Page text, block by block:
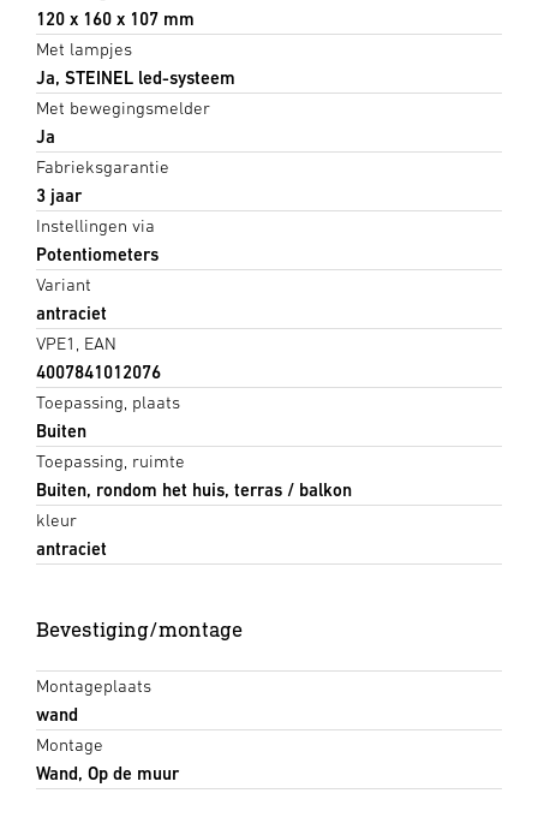
120 x 160 x 107 mm
Met lampjes
Ja, STEINEL led-systeem
Met bewegingsmelder
Ja
Fabrieksgarantie
3 jaar
Instellingen via
Potentiometers
Variant
antraciet
VPE1, EAN
4007841012076
Toepassing, plaats
Buiten
Toepassing, ruimte
Buiten, rondom het huis, terras / balkon
kleur
antraciet
Bevestiging/montage
Montageplaats
wand
Montage
Wand, Op de muur